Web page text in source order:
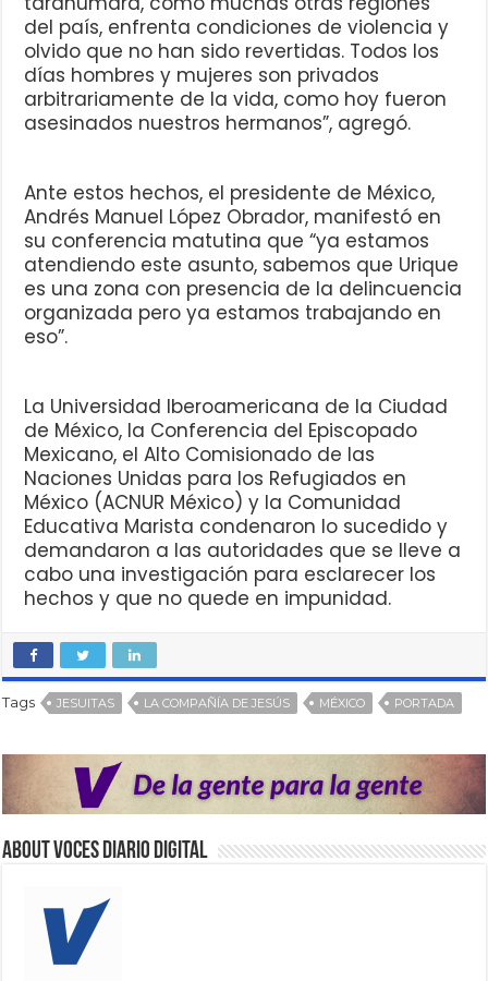
del país, enfrenta condiciones de violencia y
olvido que no han sido revertidas. Todos los
días hombres y mujeres son privados
arbitrariamente de la vida, como hoy fueron
asesinados nuestros hermanos”, agregó.
Ante estos hechos, el presidente de México,
Andrés Manuel López Obrador, manifestó en
su conferencia matutina que “ya estamos
atendiendo este asunto, sabemos que Urique
es una zona con presencia de la delincuencia
organizada pero ya estamos trabajando en
eso”.
La Universidad Iberoamericana de la Ciudad
de México, la Conferencia del Episcopado
Mexicano, el Alto Comisionado de las
Naciones Unidas para los Refugiados en
México (ACNUR México) y la Comunidad
Educativa Marista condenaron lo sucedido y
demandaron a las autoridades que se lleve a
cabo una investigación para esclarecer los
hechos y que no quede en impunidad.
Tags JESUITAS LA COMPAÑÍA DE JESÚS MÉXICO PORTADA
About VOCES Diario digital